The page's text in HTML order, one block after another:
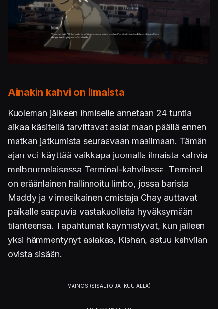
Ainakin kahvi on ilmaista
Kuoleman jälkeen ihmiselle annetaan 24 tuntia
aikaa käsitellä tarvittavat asiat maan päällä ennen
matkan jatkumista seuraavaan maailmaan. Tämän
ajan voi käyttää vaikkapa juomalla ilmaista kahvia
melbournelaisessa Terminal-kahvilassa. Terminal
on eräänlainen hallinnoitu limbo, jossa barista
Maddy ja viimeaikainen omistaja Chay auttavat
paikalle saapuvia vastakuolleita hyväksymään
tilanteensa. Tapahtumat käynnistyvät, kun jälleen
yksi hämmentynyt asiakas, Kishan, astuu kahvilan
ovista sisään.